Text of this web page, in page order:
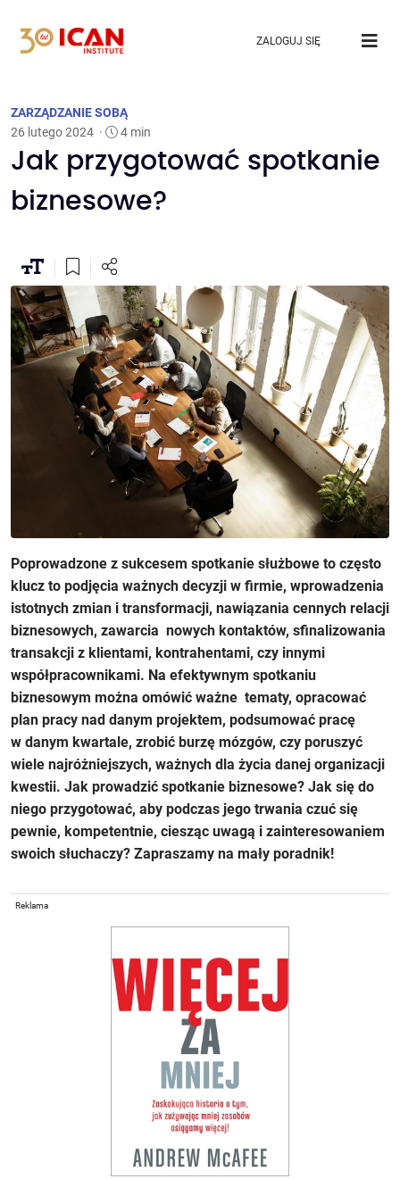
ZALOGUJ SIĘ
ZARZĄDZANIE SOBĄ
26 lutego 2024 · 4 min
Jak przygotować spotkanie
biznesowe?
Poprowadzone z sukcesem spotkanie służbowe to często
klucz to podjęcia ważnych decyzji w firmie, wprowadzenia
istotnych zmian i transformacji, nawiązania cennych relacji
biznesowych, zawarcia nowych kontaktów, sfinalizowania
transakcji z klientami, kontrahentami, czy innymi
współpracownikami. Na efektywnym spotkaniu
biznesowym można omówić ważne tematy, opracować
plan pracy nad danym projektem, podsumować pracę
w danym kwartale, zrobić burzę mózgów, czy poruszyć
wiele najróżniejszych, ważnych dla życia danej organizacji
kwestii. Jak prowadzić spotkanie biznesowe? Jak się do
niego przygotować, aby podczas jego trwania czuć się
pewnie, kompetentnie, ciesząc uwagą i zainteresowaniem
swoich słuchaczy? Zapraszamy na mały poradnik!
Reklama